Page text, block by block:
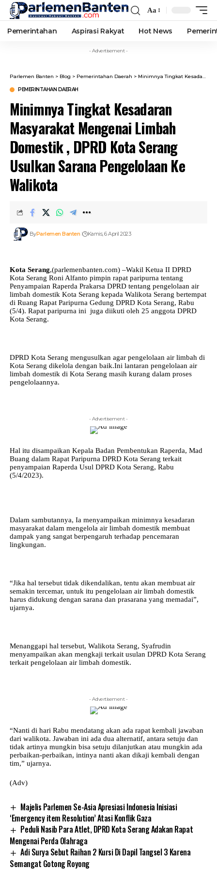
Font
Resizer
Aa
Pemerintahan Aspirasi Rakyat Hot News
- Advertisement -
Parlemen Banten > Blog > Pemerintahan Daerah > Minimnya Tingkat Kesadaran Masyarakat Mengenai Limbah Domestik , DPRD Kota Serang Usulkan Sarana Pengelolaan Ke Walikota
PEMERINTAHAN DAERAH
Minimnya Tingkat Kesadaran
Masyarakat Mengenai Limbah
Domestik , DPRD Kota Serang
Usulkan Sarana Pengelolaan Ke
Walikota
ByParlemen Banten Kamis, 6 April 2023
Kota Serang,(parlemenbanten.com) –Wakil Ketua II DPRD
Kota Serang Roni Alfanto pimpin rapat paripurna tentang
Penyampaian Raperda Prakarsa DPRD tentang pengelolaan air
limbah domestik Kota Serang kepada Walikota Serang bertempat
di Ruang Rapat Paripurna Gedung DPRD Kota Serang, Rabu
(5/4). Rapat paripurna ini juga diikuti oleh 25 anggota DPRD
Kota Serang.
DPRD Kota Serang mengusulkan agar pengelolaan air limbah di
Kota Serang dikelola dengan baik.Ini lantaran pengelolaan air
limbah domestik di Kota Serang masih kurang dalam proses
pengelolaannya.
- Advertisement -
Hal itu disampaikan Kepala Badan Pembentukan Raperda, Mad
Buang dalam Rapat Paripurna DPRD Kota Serang terkait
penyampaian Raperda Usul DPRD Kota Serang, Rabu
(5/4/2023).
Dalam sambutannya, Ia menyampaikan minimnya kesadaran
masyarakat dalam mengelola air limbah domestik membuat
dampak yang sangat berpengaruh terhadap pencemaran
lingkungan.
“Jika hal tersebut tidak dikendalikan, tentu akan membuat air
semakin tercemar, untuk itu pengelolaan air limbah domestik
harus didukung dengan sarana dan prasarana yang memadai”,
ujarnya.
Menanggapi hal tersebut, Walikota Serang, Syafrudin
menyampaikan akan mengkaji terkait usulan DPRD Kota Serang
terkait pengelolaan air limbah domestik.
- Advertisement -
“Nanti di hari Rabu mendatang akan ada rapat kembali jawaban
dari walikota. Jawaban ini ada dua alternatif, antara setuju dan
tidak artinya mungkin bisa setuju dilanjutkan atau mungkin ada
perbaikan-perbaikan, intinya nanti akan dikaji kembali dengan
tim,” ujarnya.
(Adv)
Majelis Parlemen Se-Asia Apresiasi Indonesia Inisiasi
‘Emergency item Resolution’ Atasi Konflik Gaza
Peduli Nasib Para Atlet, DPRD Kota Serang Adakan Rapat
Mengenai Perda Olahraga
Adi Surya Sebut Raihan 2 Kursi Di Dapil Tangsel 3 Karena
Semangat Gotong Royong